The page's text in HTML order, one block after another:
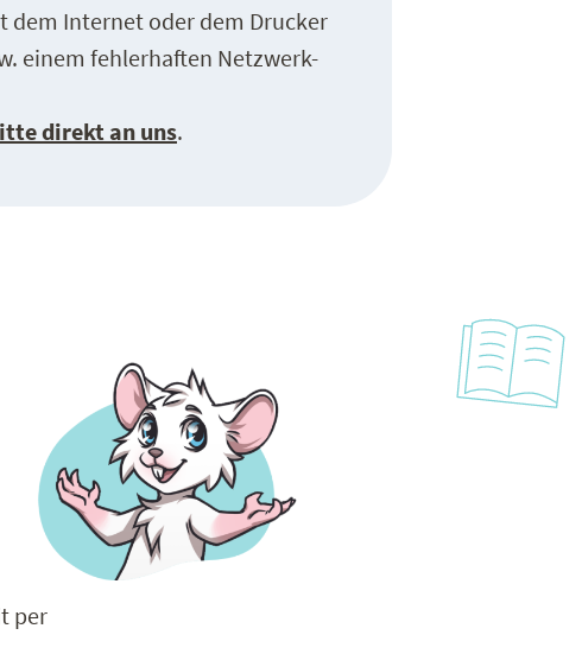
dem Internet oder dem Drucker
einem fehlerhaften Netzwerk-
direkt an uns.
per